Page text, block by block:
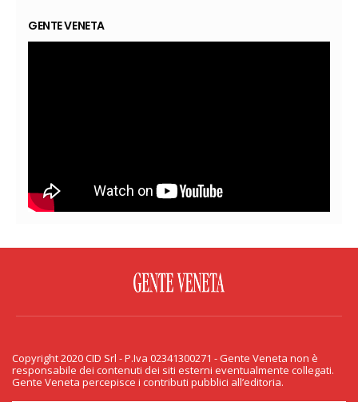
GENTE VENETA
PRIVACY & COOKIE
Copyright 2020 CID Srl - P.Iva 02341300271 - Gente Veneta non è responsabile
dei contenuti dei siti esterni eventualmente collegati. Gente Veneta percepisce
Copyright 2020 CID Srl - P.Iva 02341300271 - Gente Veneta non è
responsabile dei contenuti dei siti esterni eventualmente collegati.
Gente Veneta percepisce i contributi pubblici all’editoria.